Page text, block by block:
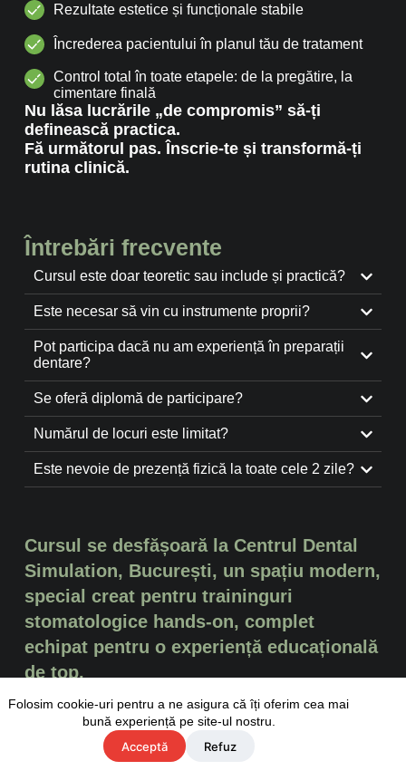
Folosim cookie-uri pentru a ne asigura că îți oferim cea mai
bună experiență pe site-ul nostru.
Acceptă
Refuz
Rezultate estetice și funcționale stabile
Încrederea pacientului în planul tău de tratament
Control total în toate etapele: de la pregătire, la
cimentare finală
Nu lăsa lucrările „de compromis” să-ți
definească practica.
Fă următorul pas. Înscrie-te și transformă-ți
rutina clinică.
Întrebări frecvente
Cursul este doar teoretic sau include și practică?
Este necesar să vin cu instrumente proprii?
Pot participa dacă nu am experiență în preparații
dentare?
Se oferă diplomă de participare?
Numărul de locuri este limitat?
Este nevoie de prezență fizică la toate cele 2 zile?
Cursul se desfășoară la Centrul Dental
Simulation, București, un spațiu modern,
special creat pentru traininguri
stomatologice hands-on, complet
echipat pentru o experiență educațională
de top.